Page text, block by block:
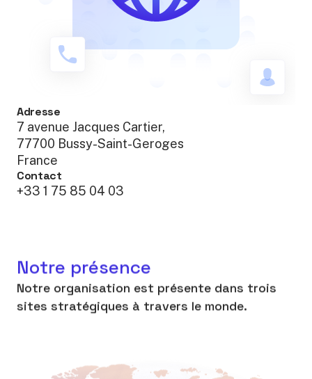
Adresse
7 avenue Jacques Cartier,
77700 Bussy-Saint-Geroges
France
Contact
+33 1 75 85 04 03
Notre présence
Notre organisation est présente dans trois
sites stratégiques à travers le monde.